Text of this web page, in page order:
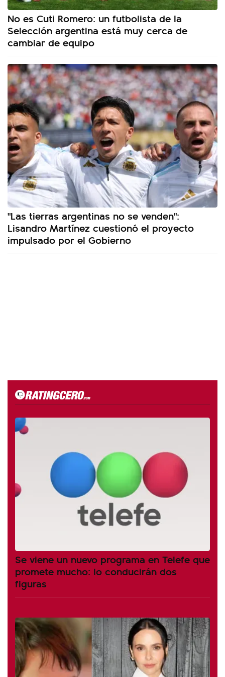
No es Cuti Romero: un futbolista de la
Selección argentina está muy cerca de
cambiar de equipo
"Las tierras argentinas no se venden":
Lisandro Martínez cuestionó el proyecto
impulsado por el Gobierno
Se viene un nuevo programa en Telefe que
promete mucho: lo conducirán dos
figuras